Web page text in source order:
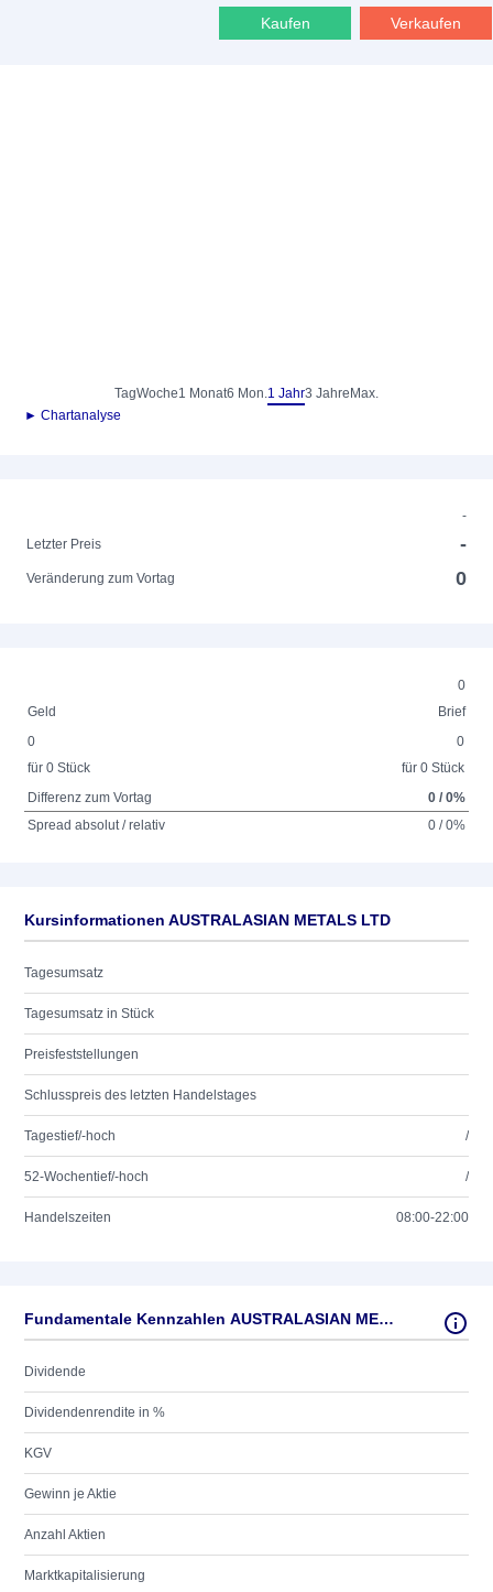
Kaufen Verkaufen
TagWoche1 Monat6 Mon.1 Jahr3 Jahre Max.
► Chartanalyse
-
Letzter Preis
-
Veränderung zum Vortag 0
0
Geld
Brief
0
für 0 Stück
0
für 0 Stück
Differenz zum Vortag
0 / 0%
Spread absolut / relativ
0 / 0%
Kursinformationen AUSTRALASIAN METALS LTD
Tagesumsatz
Tagesumsatz in Stück
Preisfeststellungen
Schlusspreis des letzten Handelstages
Tagestief/-hoch /
52-Wochentief/-hoch /
Handelszeiten 08:00-22:00
Fundamentale Kennzahlen AUSTRALASIAN METALS LTD
Dividende
Dividendenrendite in %
KGV
Gewinn je Aktie
Anzahl Aktien
Marktkapitalisierung